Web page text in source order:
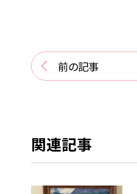
前の記事
関連記事